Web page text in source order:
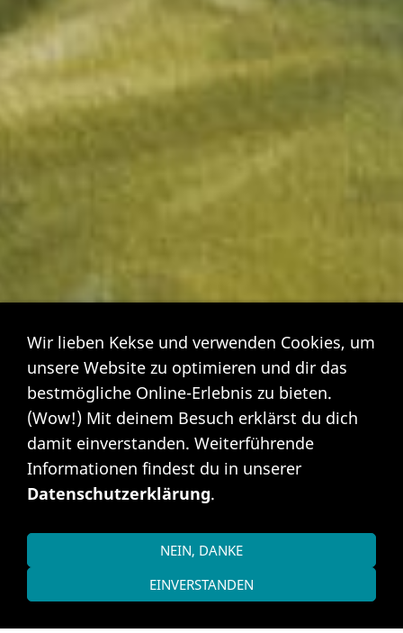
Wir lieben Kekse und verwenden Cookies, um
unsere Website zu optimieren und dir das
bestmögliche Online-Erlebnis zu bieten.
(Wow!) Mit deinem Besuch erklärst du dich
damit einverstanden. Weiterführende
Informationen findest du in unserer
Datenschutzerklärung.
NEIN, DANKE
EINVERSTANDEN